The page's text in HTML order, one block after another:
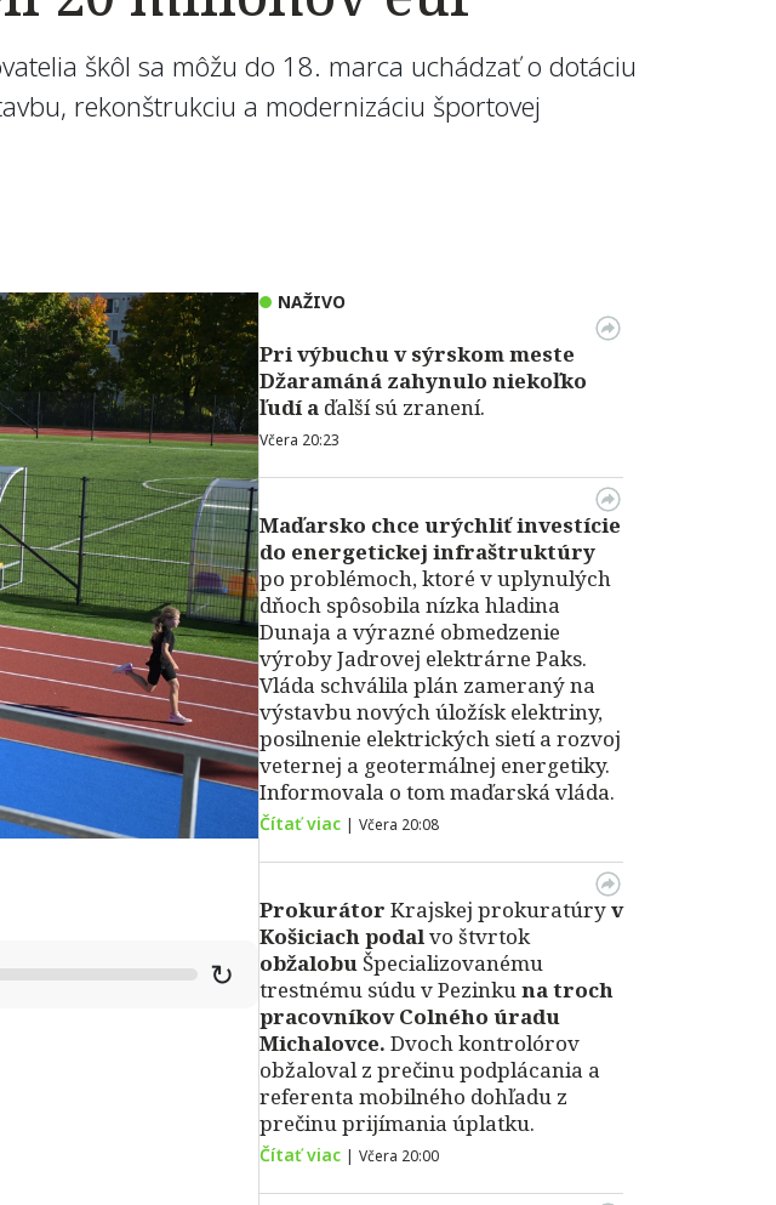
škôl sa môžu do 18. marca uchádzať o dotáciu
rekonštrukciu a modernizáciu športovej
↻
NAŽIVO
Pri výbuchu v sýrskom meste
Džaramáná zahynulo niekoľko
ľudí a ďalší sú zranení.
Včera 20:23
Maďarsko chce urýchliť investície
do energetickej infraštruktúry
po problémoch, ktoré v uplynulých
dňoch spôsobila nízka hladina
Dunaja a výrazné obmedzenie
výroby Jadrovej elektrárne Paks.
Vláda schválila plán zameraný na
výstavbu nových úložísk elektriny,
posilnenie elektrických sietí a rozvoj
veternej a geotermálnej energetiky.
Informovala o tom maďarská vláda.
Čítať viac | Včera 20:08
Prokurátor Krajskej prokuratúryv
Košiciach podalvo štvrtok
obžalobu Špecializovanému
trestnému súdu v Pezinkuna troch
pracovníkov Colného úradu
Michalovce. Dvoch kontrolórov
obžaloval z prečinu podplácania a
referenta mobilného dohľadu z
prečinu prijímania úplatku.
Čítať viac | Včera 20:00